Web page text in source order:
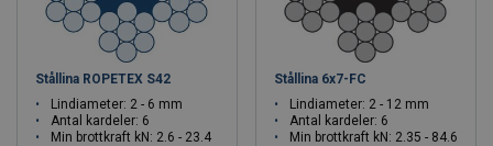
Stållina ROPETEX S42
Lindiameter: 2 - 6 mm
Antal kardeler: 6
Min brottkraft kN: 2.6 - 23.4
Stållina 6x7-FC
Lindiameter: 2 - 12 mm
Antal kardeler: 6
Min brottkraft kN: 2.35 - 84.6